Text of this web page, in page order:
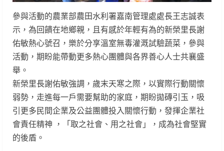
參與活動的農業部農田水利署嘉南管理處處長王志誠表
示，為回饋在地鄉親，且有感於年輕有為的新榮里長謝
佑敏熱心號召，樂於分享溫室無毒灌溉試驗蔬菜，參與
活動，期盼能帶動更多熱心團體與各界善心人士共襄盛
舉。
新榮里長謝佑敏強調，歲末天寒之際，以實際行動關懷
弱勢，走進每一戶需要幫助的家庭，期盼拋磚引玉，吸
引更多民間企業及公益團體投入關懷行動，發揮企業社
會責任精神 ，「取之社會、用之社會」，成為社會堅實
的後盾。